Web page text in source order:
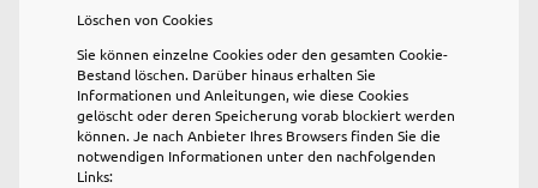
Löschen von Cookies
Sie können einzelne Cookies oder den gesamten Cookie-
Bestand löschen. Darüber hinaus erhalten Sie
Informationen und Anleitungen, wie diese Cookies
gelöscht oder deren Speicherung vorab blockiert werden
können. Je nach Anbieter Ihres Browsers finden Sie die
notwendigen Informationen unter den nachfolgenden
Links: